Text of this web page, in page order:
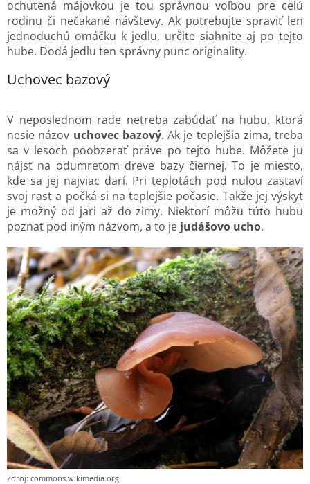
ochutená májovkou je tou správnou voľbou pre celú
rodinu či nečakané návštevy. Ak potrebujte spraviť len
jednoduchú omáčku k jedlu, určite siahnite aj po tejto
hube. Dodá jedlu ten správny punc originality.
Uchovec bazový
V neposlednom rade netreba zabúdať na hubu, ktorá
nesie názov uchovec bazový. Ak je teplejšia zima, treba
sa v lesoch poobzerať práve po tejto hube. Môžete ju
nájsť na odumretom dreve bazy čiernej. To je miesto,
kde sa jej najviac darí. Pri teplotách pod nulou zastaví
svoj rast a počká si na teplejšie počasie. Takže jej výskyt
je možný od jari až do zimy. Niektorí môžu túto hubu
poznať pod iným názvom, a to je judášovo ucho.
Zdroj: commons.wikimedia.org